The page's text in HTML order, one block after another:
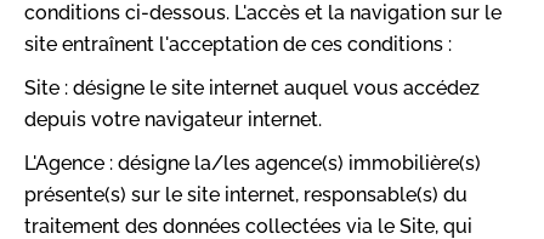
conditions ci-dessous. L'accès et la navigation sur le
site entraînent l'acceptation de ces conditions :
Site : désigne le site internet auquel vous accédez
depuis votre navigateur internet.
L'Agence : désigne la/les agence(s) immobilière(s)
présente(s) sur le site internet, responsable(s) du
traitement des données collectées via le Site, qui